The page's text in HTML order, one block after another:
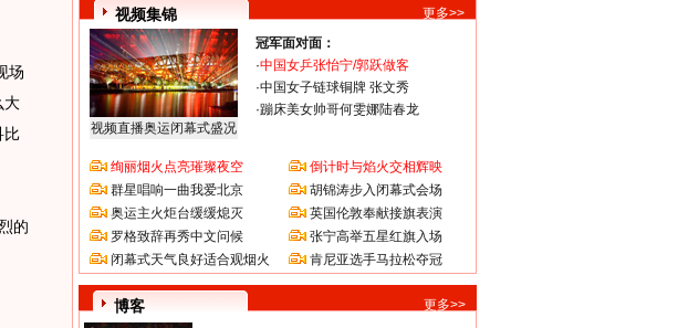
场
大
比
的
视频集锦 更多>>
视频直播奥运闭幕式盛况
冠军面对面：
·中国女乒张怡宁/郭跃做客
·中国女子链球铜牌 张文秀
·蹦床美女帅哥何雯娜陆春龙
绚丽烟火点亮璀璨夜空
群星唱响一曲我爱北京
奥运主火炬台缓缓熄灭
罗格致辞再秀中文问候
闭幕式天气良好适合观烟火
倒计时与焰火交相辉映
胡锦涛步入闭幕式会场
英国伦敦奉献接旗表演
张宁高举五星红旗入场
肯尼亚选手马拉松夺冠
博客 更多>>